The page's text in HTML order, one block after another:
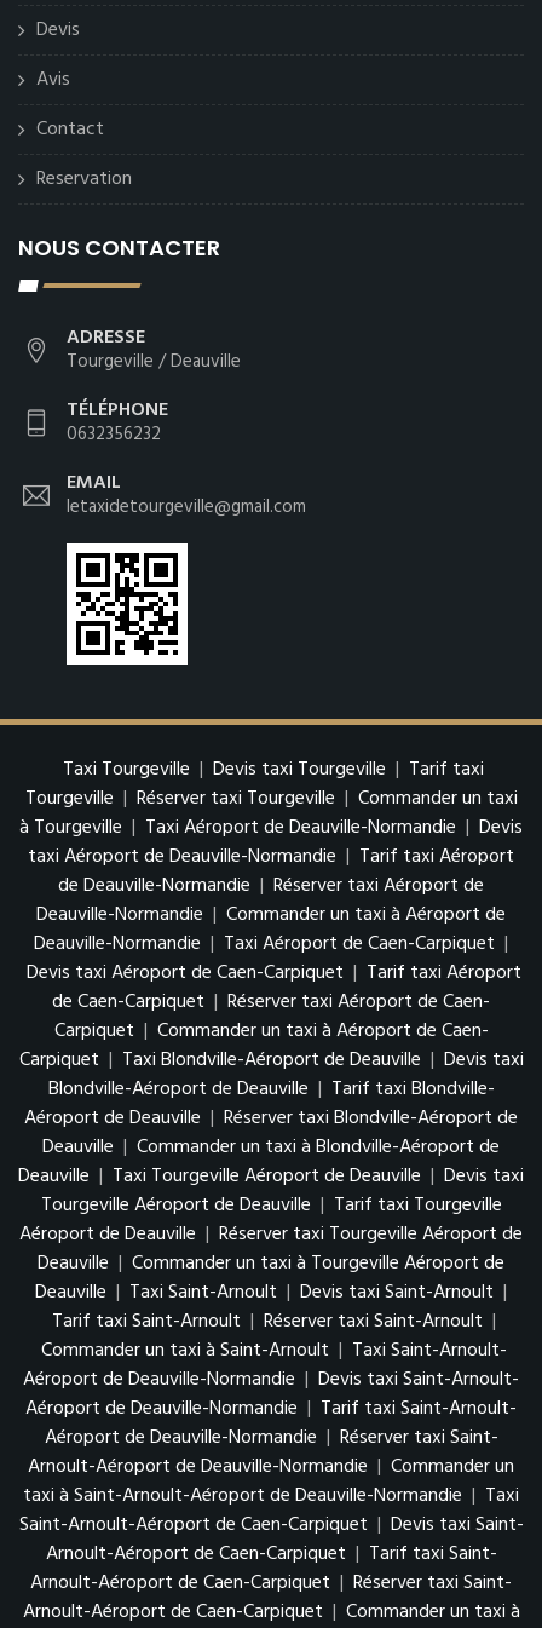
Devis
Avis
Contact
Reservation
NOUS CONTACTER
ADRESSE
Tourgeville / Deauville
TÉLÉPHONE
0632356232
EMAIL
letaxidetourgeville@gmail.com
Taxi Tourgeville | Devis taxi Tourgeville | Tarif taxi
Tourgeville | Réserver taxi Tourgeville | Commander un taxi
à Tourgeville | Taxi Aéroport de Deauville-Normandie | Devis
taxi Aéroport de Deauville-Normandie | Tarif taxi Aéroport
de Deauville-Normandie | Réserver taxi Aéroport de
Deauville-Normandie | Commander un taxi à Aéroport de
Deauville-Normandie | Taxi Aéroport de Caen-Carpiquet |
Devis taxi Aéroport de Caen-Carpiquet | Tarif taxi Aéroport
de Caen-Carpiquet | Réserver taxi Aéroport de Caen-
Carpiquet | Commander un taxi à Aéroport de Caen-
Carpiquet | Taxi Blondville-Aéroport de Deauville | Devis taxi
Blondville-Aéroport de Deauville | Tarif taxi Blondville-
Aéroport de Deauville | Réserver taxi Blondville-Aéroport de
Deauville | Commander un taxi à Blondville-Aéroport de
Deauville | Taxi Tourgeville Aéroport de Deauville | Devis taxi
Tourgeville Aéroport de Deauville | Tarif taxi Tourgeville
Aéroport de Deauville | Réserver taxi Tourgeville Aéroport de
Deauville | Commander un taxi à Tourgeville Aéroport de
Deauville | Taxi Saint-Arnoult | Devis taxi Saint-Arnoult |
Tarif taxi Saint-Arnoult | Réserver taxi Saint-Arnoult |
Commander un taxi à Saint-Arnoult | Taxi Saint-Arnoult-
Aéroport de Deauville-Normandie | Devis taxi Saint-Arnoult-
Aéroport de Deauville-Normandie | Tarif taxi Saint-Arnoult-
Aéroport de Deauville-Normandie | Réserver taxi Saint-
Arnoult-Aéroport de Deauville-Normandie | Commander un
taxi à Saint-Arnoult-Aéroport de Deauville-Normandie | Taxi
Saint-Arnoult-Aéroport de Caen-Carpiquet | Devis taxi Saint-
Arnoult-Aéroport de Caen-Carpiquet | Tarif taxi Saint-
Arnoult-Aéroport de Caen-Carpiquet | Réserver taxi Saint-
Arnoult-Aéroport de Caen-Carpiquet | Commander un taxi à